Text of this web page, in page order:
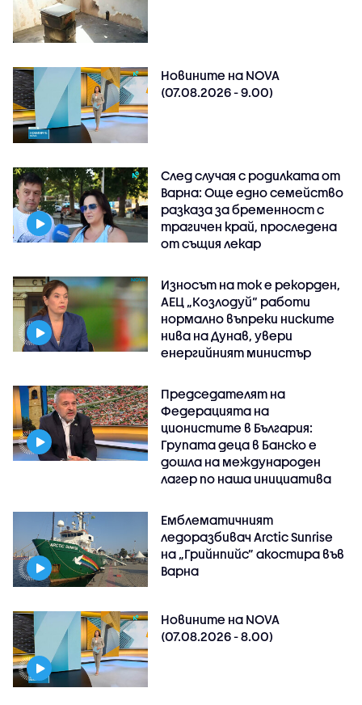
Новините на NOVA
(07.08.2026 - 9.00)
След случая с родилката от
Варна: Още едно семейство
разказа за бременност с
трагичен край, проследена
от същия лекар
Износът на ток е рекорден,
АЕЦ „Козлодуй“ работи
нормално въпреки ниските
нива на Дунав, увери
енергийният министър
Председателят на
Федерацията на
ционистите в България:
Групата деца в Банско е
дошла на международен
лагер по наша инициатива
Емблематичният
ледоразбивач Arctic Sunrise
на „Грийнпийс” акостира във
Варна
Новините на NOVA
(07.08.2026 - 8.00)